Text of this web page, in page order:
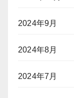
2024年9月
2024年8月
2024年7月